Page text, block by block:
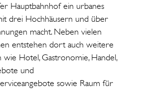
Hauptbahnhof ein urbanes
drei Hochhäusern und über
macht. Neben vielen
entstehen dort auch weitere
wie Hotel, Gastronomie, Handel,
und
sowie Raum für